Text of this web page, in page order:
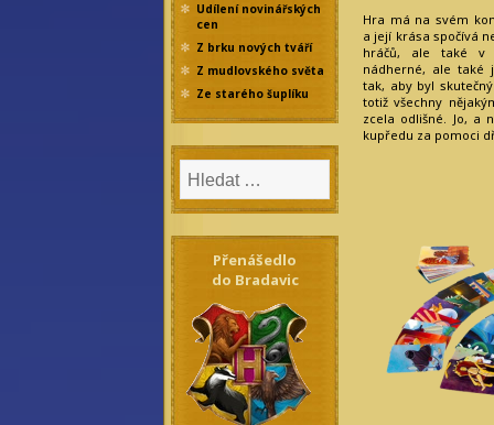
Udílení novinářských
cen
Z brku nových tváří
Z mudlovského světa
Ze starého šuplíku
Přenášedlo
do Bradavic
Hra má na svém
a její krása spočívá
hráčů, ale také v
nádherné, ale také
tak, aby byl
totiž všechny
zcela odlišné. Jo, a
kupředu za pomoci